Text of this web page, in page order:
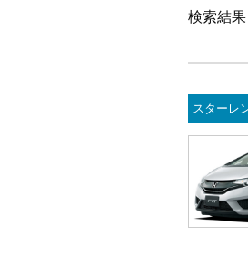
検索結果
スターレ